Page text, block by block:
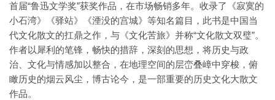
首届“鲁迅文学奖”获奖作品，在市场畅销多年。收录了《寂寞的
小石湾》《驿站》《湮没的宫城》等知名篇目，此书是中国当
代文化散文的扛鼎之作，与《文化苦旅》并称“文化散文双璧”。
作者以犀利的笔锋，畅快的措辞，深刻的思想，将历史与政
治、文化与情感加以整合，在地理空间的层峦叠嶂中穿梭，俯
瞰历史的烟云风尘，博古论今，是一部重要的历史文化大散文
作品。